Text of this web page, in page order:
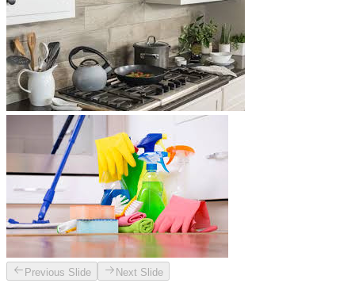
Previous Slide Next Slide